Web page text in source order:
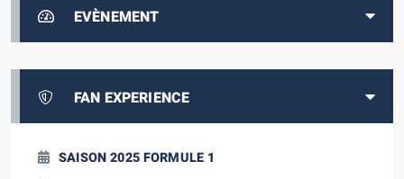
EVÈNEMENT
FAN EXPERIENCE
SAISON 2025 FORMULE 1